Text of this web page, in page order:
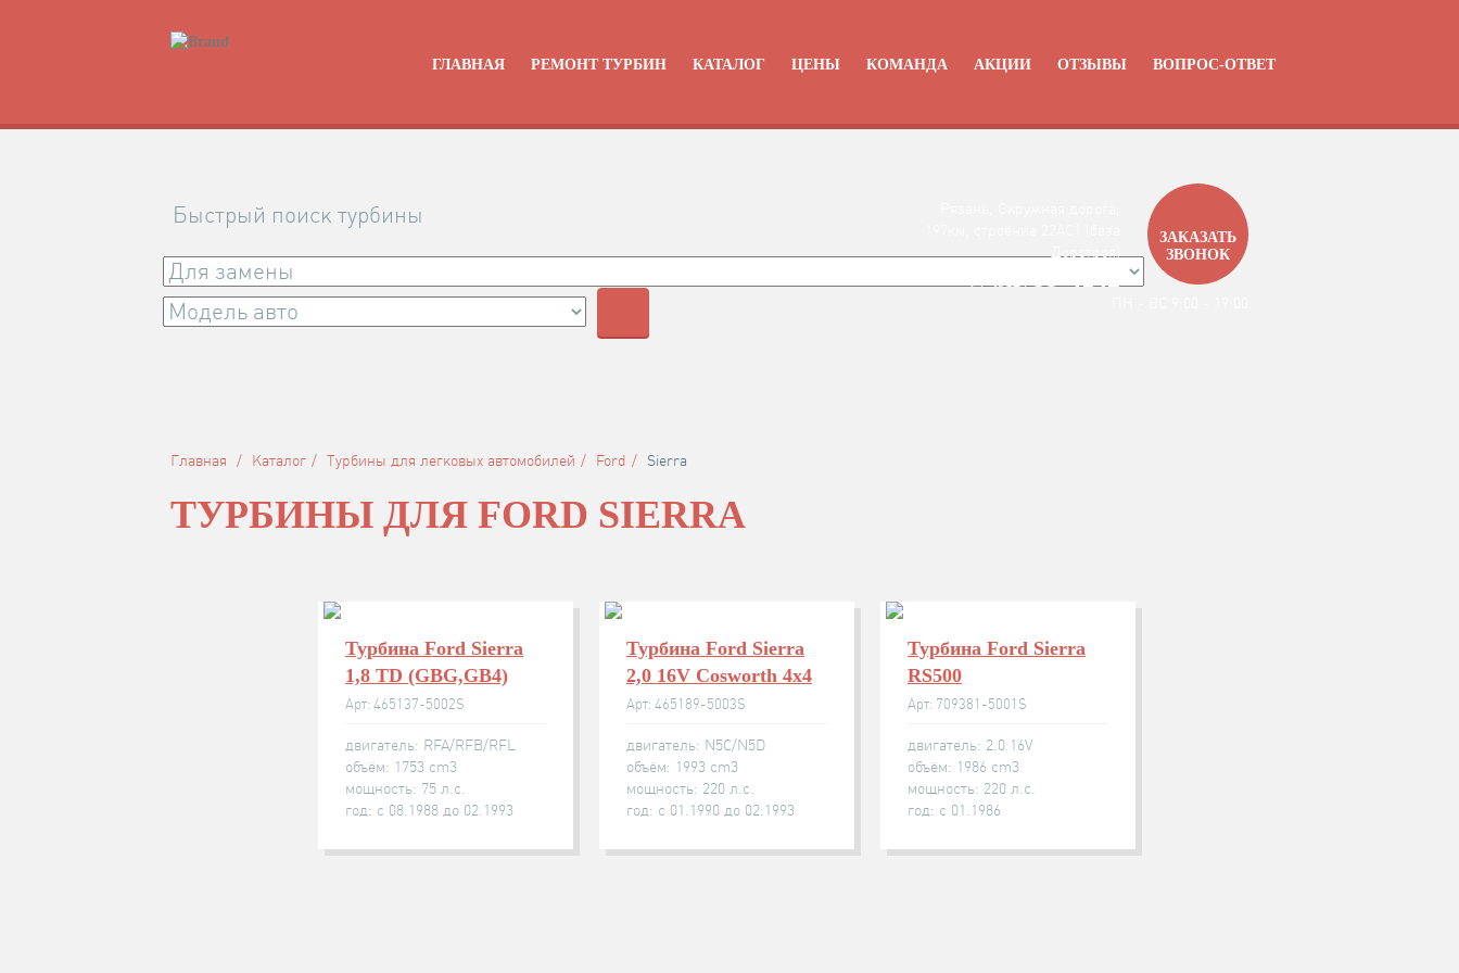
ГЛАВНАЯ РЕМОНТ ТУРБИН КАТАЛОГ ЦЕНЫ КОМАНДА АКЦИИ ОТЗЫВЫ ВОПРОС-ОТВЕТ
Быстрый поиск турбины
ЗАКАЗАТЬ
ЗВОНОК
Дорстроя)
+7 / 4912 /
Главная Каталог Турбины для легковых автомобилей Ford Sierra
ТУРБИНЫ ДЛЯ FORD SIERRA
Турбина Ford Sierra
1,8 TD (GBG,GB4)
Арт: 465137-5002S
двигатель: RFA/RFB/RFL
объём: 1753 cm3
мощность: 75 л.с.
год: с 08.1988 до 02.1993
Турбина Ford Sierra
2,0 16V Cosworth 4x4
Арт: 465189-5003S
двигатель: N5C/N5D
объём: 1993 cm3
мощность: 220 л.с.
год: с 01.1990 до 02.1993
Турбина Ford Sierra
RS500
Арт: 709381-5001S
двигатель: 2.0 16V
объём: 1986 cm3
мощность: 220 л.с.
год: с 01.1986